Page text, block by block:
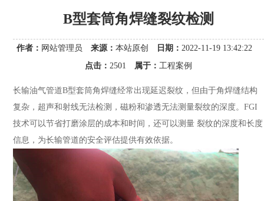
B型套筒角焊缝裂纹检测
作者： 网站管理员来源：本站原创 日期：2022-11-19 13:42:22
点击：2501 属于：工程案例
长输油气管道B型套筒角焊缝经常出现延迟裂纹，但由于角焊缝结构
复杂，超声和射线无法检测，磁粉和渗透无法测量裂纹的深度。FGI
技术可以节省打磨涂层的成本和时间，还可以测量 裂纹的深度和长度
信息，为长输管道的安全评估提供有效依据。